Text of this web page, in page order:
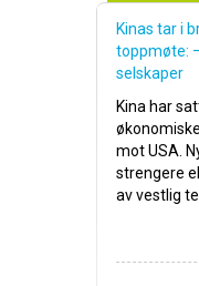
Kinas tar i
toppmøte:
selskaper
Kina har
mot USA.
strengere
av vestlig